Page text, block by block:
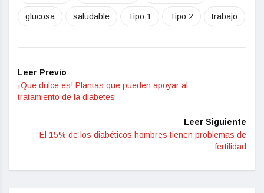
glucosa saludable Tipo 1 Tipo 2 trabajo
Leer Previo
¡Que dulce es! Plantas que pueden apoyar al
tratamiento de la diabetes
Leer Siguiente
El 15% de los diabéticos hombres tienen problemas de
fertilidad